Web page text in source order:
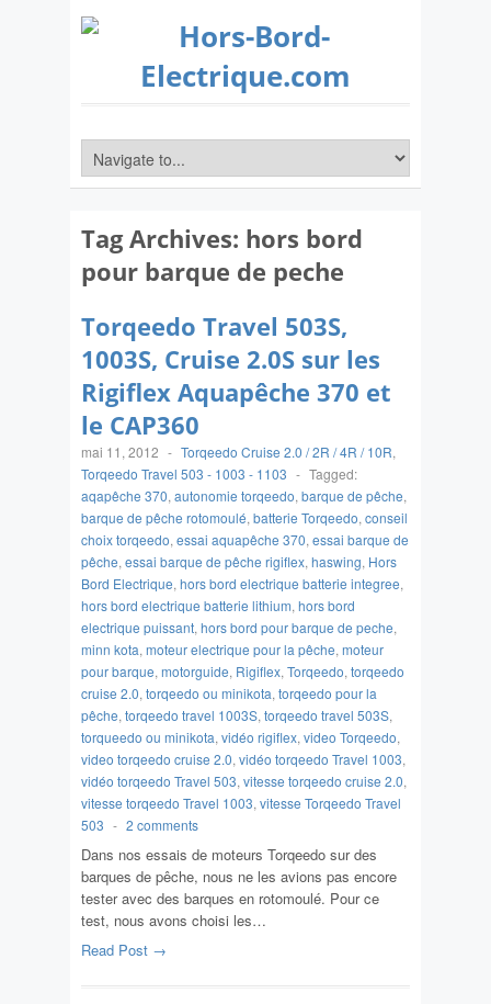
Tag Archives: hors bord
pour barque de peche
Torqeedo Travel 503S,
1003S, Cruise 2.0S sur les
Rigiflex Aquapêche 370 et
le CAP360
mai 11, 2012 - Torqeedo Cruise 2.0 / 2R / 4R / 10R,
Torqeedo Travel 503 - 1003 - 1103 - Tagged:
aqapêche 370, autonomie torqeedo, barque de pêche,
barque de pêche rotomoulé, batterie Torqeedo, conseil
choix torqeedo, essai aquapêche 370, essai barque de
pêche, essai barque de pêche rigiflex, haswing, Hors
Bord Electrique, hors bord electrique batterie integree,
hors bord electrique batterie lithium, hors bord
electrique puissant, hors bord pour barque de peche,
minn kota, moteur electrique pour la pêche, moteur
pour barque, motorguide, Rigiflex, Torqeedo, torqeedo
cruise 2.0, torqeedo ou minikota, torqeedo pour la
pêche, torqeedo travel 1003S, torqeedo travel 503S,
torqueedo ou minikota, vidéo rigiflex, video Torqeedo,
video torqeedo cruise 2.0, vidéo torqeedo Travel 1003,
vidéo torqeedo Travel 503, vitesse torqeedo cruise 2.0,
vitesse torqeedo Travel 1003, vitesse Torqeedo Travel
503 - 2 comments
Dans nos essais de moteurs Torqeedo sur des
barques de pêche, nous ne les avions pas encore
tester avec des barques en rotomoulé. Pour ce
test, nous avons choisi les…
Read Post →